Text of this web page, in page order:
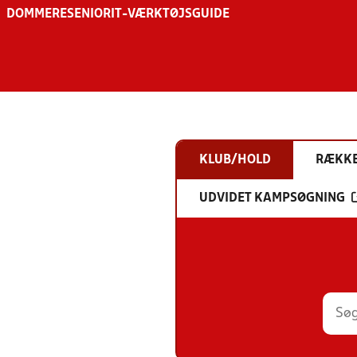
DOMMERESENIOR IT-VÆRKTØJSGUIDE
KLUB/HOLD
UDVIDET KAMPSØGNING